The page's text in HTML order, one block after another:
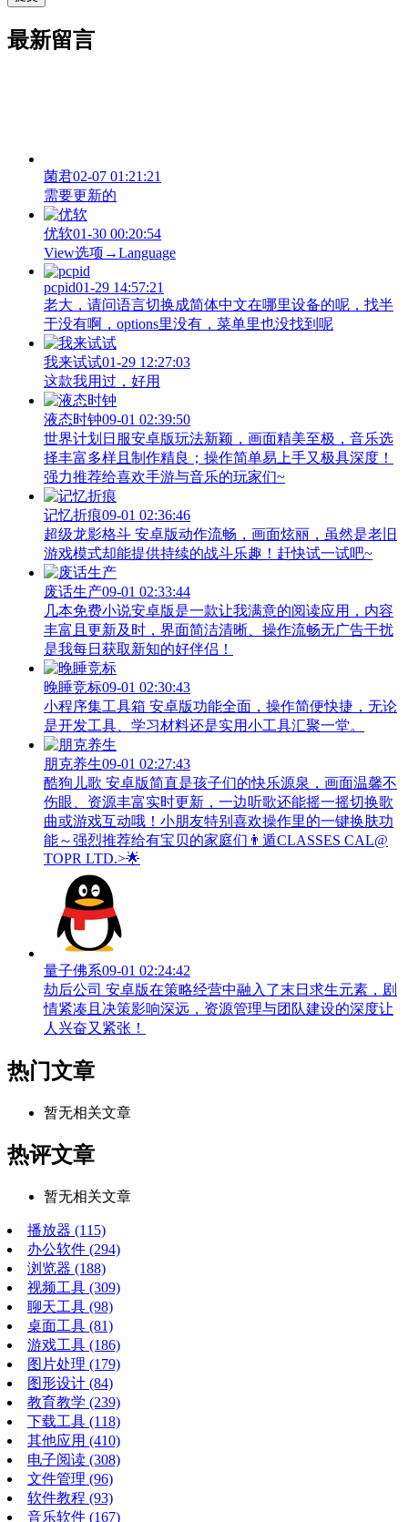
最新留言
菌君02-07 01:21:21
需要更新的
优软01-30 00:20:54
View‌选项→Language
pcpid01-29 14:57:21
老大，请问语言切换成简体中文在哪里设备的呢，找半
于没有啊，options里没有，菜单里也没找到呢
我来试试01-29 12:27:03
这款我用过，好用
液态时钟09-01 02:39:50
世界计划日服安卓版玩法新颖，画面精美至极，音乐选
择丰富多样且制作精良；操作简单易上手又极具深度！
强力推荐给喜欢手游与音乐的玩家们~
记忆折痕09-01 02:36:46
超级龙影格斗 安卓版动作流畅，画面炫丽，虽然是老旧
游戏模式却能提供持续的战斗乐趣！赶快试一试吧~
废话生产09-01 02:33:44
几本免费小说安卓版是一款让我满意的阅读应用，内容
丰富且更新及时，界面简洁清晰、操作流畅无广告干扰
是我每日获取新知的好伴侣！
晚睡竞标09-01 02:30:43
小程序集工具箱 安卓版功能全面，操作简便快捷，无论
是开发工具、学习材料还是实用小工具汇聚一堂。
朋克养生09-01 02:27:43
酷狗儿歌 安卓版简直是孩子们的快乐源泉，画面温馨不
伤眼、资源丰富实时更新，一边听歌还能摇一摇切换歌
曲或游戏互动哦！小朋友特别喜欢操作里的一键换肤功
能～强烈推荐给有宝贝的家庭们👨‍遁️CLASSES CAL@
TOPR LTD.>🌟
量子佛系09-01 02:24:42
劫后公司 安卓版在策略经营中融入了末日求生元素，剧
情紧凑且决策影响深远，资源管理与团队建设的深度让
人兴奋又紧张！
热门文章
暂无相关文章
热评文章
暂无相关文章
播放器 (115)
办公软件 (294)
浏览器 (188)
视频工具 (309)
聊天工具 (98)
桌面工具 (81)
游戏工具 (186)
图片处理 (179)
图形设计 (84)
教育教学 (239)
下载工具 (118)
其他应用 (410)
电子阅读 (308)
文件管理 (96)
软件教程 (93)
音乐软件 (167)